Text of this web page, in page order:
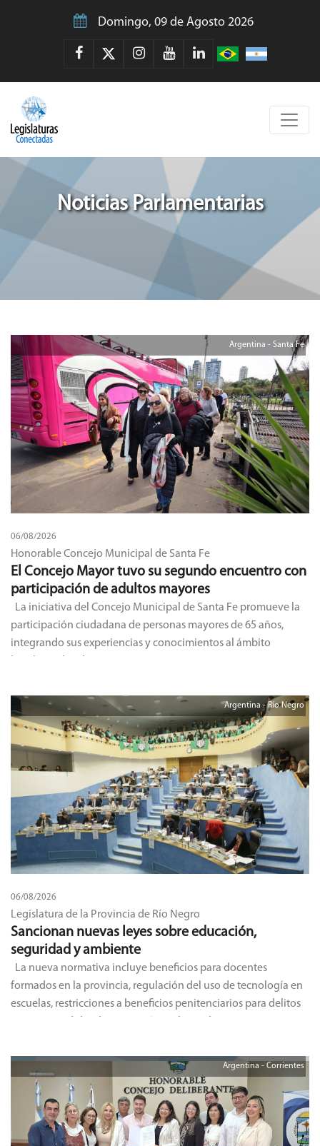
Domingo, 09 de Agosto 2026
Noticias Parlamentarias
06/08/2026
Honorable Concejo Municipal de Santa Fe
Argentina - Santa Fe
El Concejo Mayor tuvo su segundo encuentro con
participación de adultos mayores
La iniciativa del Concejo Municipal de Santa Fe promueve la
participación ciudadana de personas mayores de 65 años,
integrando sus experiencias y conocimientos al ámbito
06/08/2026
Legislatura de la Provincia de Río Negro
Argentina - Río Negro
Sancionan nuevas leyes sobre educación,
seguridad y ambiente
La nueva normativa incluye beneficios para docentes
formados en la provincia, regulación del uso de tecnología en
escuelas, restricciones a beneficios penitenciarios para delitos
Argentina - Corrientes